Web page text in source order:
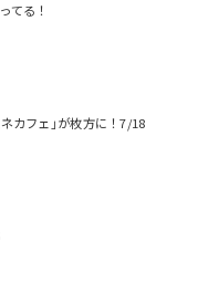
てる！
カフェ｣が枚方に！7/18